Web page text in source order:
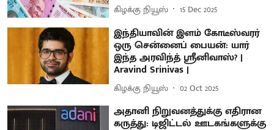
கிழக்கு நியூஸ் 15 Dec 2025
இந்தியாவின் இளம் கோடீஸ்வரர்
ஒரு சென்னைப் பையன்: யார்
இந்த அரவிந்த் ஸ்ரீனிவாஸ்? |
Aravind Srinivas |
கிழக்கு நியூஸ் 02 Oct 2025
அதானி நிறுவனத்துக்கு எதிரான
கருத்து: டிஜிட்டல் ஊடகங்களுக்கு